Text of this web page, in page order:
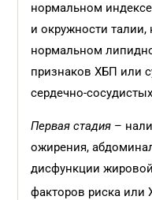
нормальном
и окружности
нормальном
признаков ХБП или
сердечно-
Первая стадия –
ожирения,
дисфункции
факторов риска или